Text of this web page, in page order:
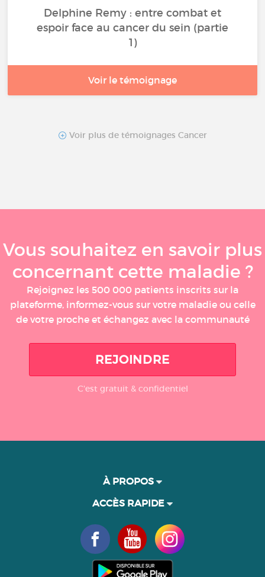
Delphine Remy : entre combat et
espoir face au cancer du sein (partie
1)
Voir le témoignage
Voir plus de témoignages Cancer
Vous souhaitez en savoir plus
concernant cette maladie ?
Rejoignez les 500 000 patients inscrits sur la
plateforme, informez-vous sur votre maladie ou celle
de votre proche et échangez avec la communauté
REJOINDRE
C'est gratuit & confidentiel
À PROPOS
ACCÈS RAPIDE